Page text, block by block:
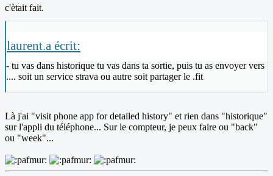
c'ètait fait.
laurent.a écrit:
- tu vas dans historique tu vas dans ta sortie, puis tu as envoyer vers
.... soit un service strava ou autre soit partager le .fit
Là j'ai "visit phone app for detailed history" et rien dans "historique"
sur l'appli du téléphone... Sur le compteur, je peux faire ou "back"
ou "week"...